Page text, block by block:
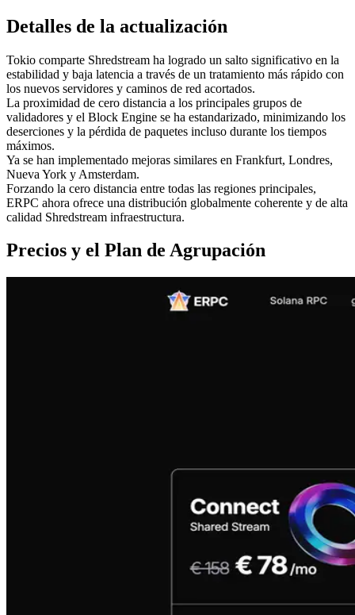
Detalles de la actualización
Tokio comparte Shredstream ha logrado un salto significativo en la
estabilidad y baja latencia a través de un tratamiento más rápido con
los nuevos servidores y caminos de red acortados.
La proximidad de cero distancia a los principales grupos de
validadores y el Block Engine se ha estandarizado, minimizando los
deserciones y la pérdida de paquetes incluso durante los tiempos
máximos.
Ya se han implementado mejoras similares en Frankfurt, Londres,
Nueva York y Amsterdam.
Forzando la cero distancia entre todas las regiones principales,
ERPC ahora ofrece una distribución globalmente coherente y de alta
calidad Shredstream infraestructura.
Precios y el Plan de Agrupación